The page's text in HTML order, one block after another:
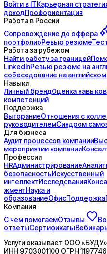
Войти в ITКарьерная
доходПрофориентация
Работа в России
Сопровождение до оффера
портфолиоРевью резюме
Работа за рубежом
Найти работу за границей
LinkedInРевью резюме на
собеседование на английском
Навыки
Личный брендОценка навыков
компетенций
Поддержка
ВыгораниеОтношения с
руководителемСиндром
Для бизнеса
Аудит процессов компании
мероприятии компании
Профессии
HRАдминистрирование
безопасностьИскусственный
интеллектИсследования
жментНаука и
образованиеОфисПоддержка
Компания
С чем помогаемОтзывы
ответыСертификаты
Услуги оказывает ООО «БУДУ»
ИНН 9703001100 ОГРН